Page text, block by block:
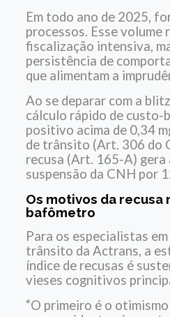
Em todo ano de 2025,
processos. Esse volume
fiscalização intensiva,
persistência de
que alimentam a
Ao se deparar com a
cálculo rápido de
positivo acima de 0,34
de trânsito (Art. 306 do
recusa (Art. 165-A) gera
suspensão da CNH por
Os motivos da recusa
bafômetro
Para os especialistas
trânsito da Actrans, a
índice de recusas é
vieses cognitivos
“O primeiro é o